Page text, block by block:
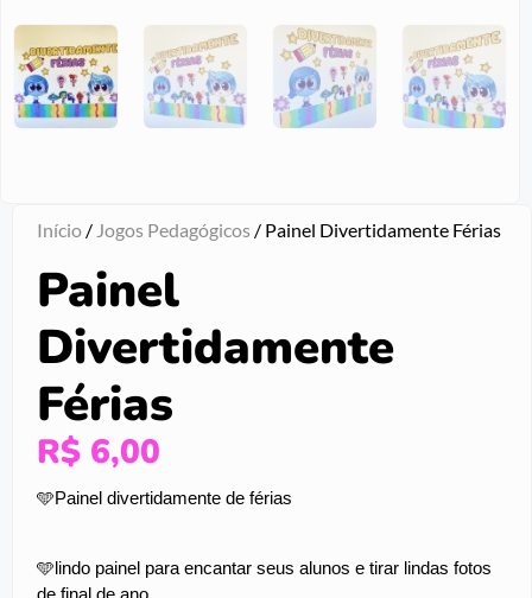
Início / Jogos Pedagógicos / Painel Divertidamente Férias
Painel
Divertidamente
Férias
R$ 6,00
🩵Painel divertidamente de férias
🩵lindo painel para encantar seus alunos e tirar lindas fotos
de final de ano.